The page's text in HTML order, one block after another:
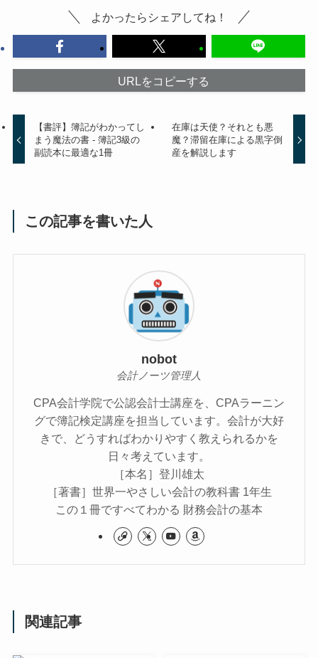
よかったらシェアしてね！
URLをコピーする
【書評】簿記がわかってし
まう魔法の書 - 簿記3級の
副読本に最適な1冊
在庫は天使？それとも悪
魔？滞留在庫による黒字倒
産を解説します
この記事を書いた人
nobot
会計ノーツ管理人
CPA会計学院で公認会計士講座を、CPAラーニン
グで簿記検定講座を担当しています。会計が大好
きで、どうすればわかりやすく教えられるかを
日々考えています。
［本名］登川雄太
［著書］世界一やさしい会計の教科書 1年生
この１冊ですべてわかる 財務会計の基本
関連記事